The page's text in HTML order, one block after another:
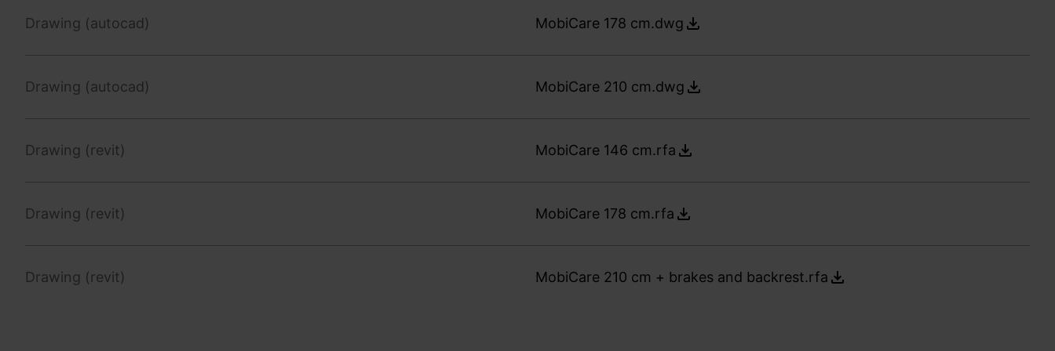
Drawing (autocad) MobiCare 178 cm.dwg
Drawing (autocad) MobiCare 210 cm.dwg
Drawing (revit) MobiCare 146 cm.rfa
Drawing (revit) MobiCare 178 cm.rfa
Drawing (revit) MobiCare 210 cm + brakes and backrest.rfa